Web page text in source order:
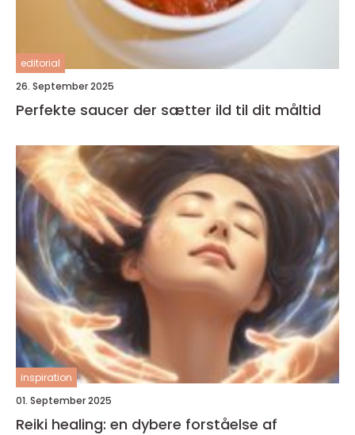
editorial
26. September 2025
Perfekte saucer der sætter ild til dit måltid
inspiration
01. September 2025
Reiki healing: en dybere forståelse af